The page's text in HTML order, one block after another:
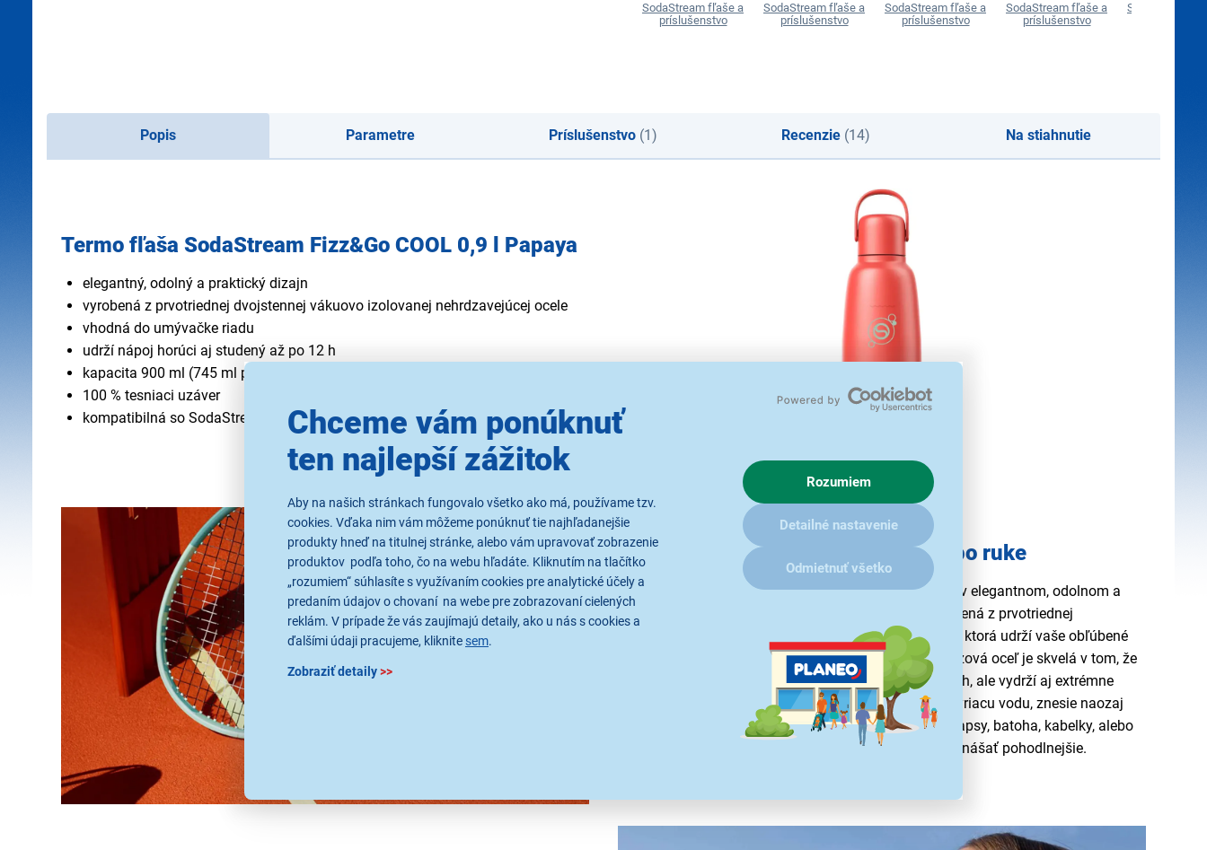
Chceme vám ponúknuť
ten najlepší zážitok
Aby na našich stránkach fungovalo všetko ako má, používame tzv.
cookies. Vďaka nim vám môžeme ponúknuť tie najhľadanejšie
produkty hneď na titulnej stránke, alebo vám upravovať zobrazenie
produktov podľa toho, čo na webu hľadáte. Kliknutím na tlačítko
„rozumiem“ súhlasíte s využívaním cookies pre analytické účely a
predaním údajov o chovaní na webe pre zobrazovaní cielených
reklám. V prípade že vás zaujímajú detaily, ako u nás s cookies a
ďalšími údaji pracujeme, kliknite sem.
Zobraziť detaily>>
Rozumiem
Detailné nastavenie
Odmietnuť všetko
SodaStream fľaše a
príslušenstvo
SodaStream fľaše a
príslušenstvo
SodaStream fľaše a
príslušenstvo
SodaStream fľaše a
príslušenstvo
SodaStream
Popis Parametre Príslušenstvo (1) Recenzie (14) Na stiahnutie
Termo fľaša SodaStream Fizz&Go COOL 0,9 l Papaya
elegantný, odolný a praktický dizajn
vyrobená z prvotriednej dvojstennej vákuovo izolovanej nehrdzavejúcej ocele
vhodná do umývačke riadu
udrží nápoj horúci aj studený až po 12 h
kapacita 900 ml (745 ml po plniacu rysku)
100 % tesniaci uzáver
kompatibilná so SodaStream DUO, E-DUO, TERRA, ART a ENSO
Majte svoje obľúbené nápoje vždy po ruke
Termo fľašu SodaStream Fizz&Go COOL 0,9 l Papaya v elegantnom, odolnom a
praktickom dizajne si jednoducho zamilujete. Je vyrobená z prvotriednej
izolovanej nehrdzavejúcej ocele
, ktorá udrží vaše obľúbené
nápoje studené alebo teplé až podobu 12 hodín
. Nerezová oceľ je skvelá v tom, že
je nielen odolná voči poškodeniu pri nárazoch a pádoch, ale vydrží aj extrémne
teploty. Do fľaše tak môžete naliať ľadovo studenú aj vriacu vodu, znesie naozaj
všetko. Vďaka úzkemu telu je šikovná do akejkoľvek kapsy, batoha, kabelky, alebo
len tak do ruky. S držadlom na viečku sa vám bude prenášať pohodlnejšie.